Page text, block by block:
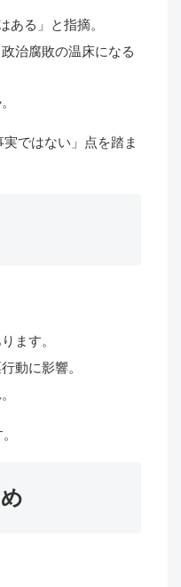
ある」と指摘。
治腐敗の温床になる
ではない」点を踏ま
ます。
動に影響。